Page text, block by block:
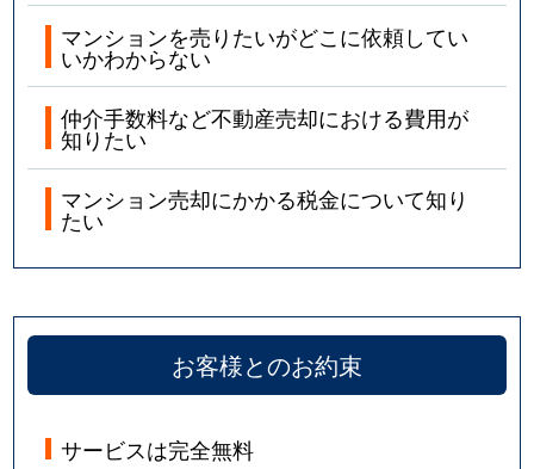
マンションを売りたいがどこに依頼してい
いかわからない
仲介手数料など不動産売却における費用が
知りたい
マンション売却にかかる税金について知り
たい
お客様とのお約束
サービスは完全無料